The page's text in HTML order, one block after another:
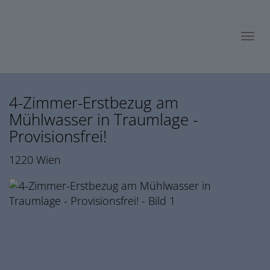
4-Zimmer-Erstbezug am
Mühlwasser in Traumlage -
Provisionsfrei!
1220 Wien